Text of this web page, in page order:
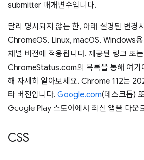
submitter 매개변수입니다.
달리 명시되지 않는 한, 아래 설명된 변경
ChromeOS, Linux, macOS, Windows
채널 버전에 적용됩니다. 제공된 링크 또는
ChromeStatus.com의 목록을 통해 여기
해 자세히 알아보세요. Chrome 112는
타 버전입니다. Google.com(데스크톱)
Google Play 스토어에서 최신 앱을 다운
CSS